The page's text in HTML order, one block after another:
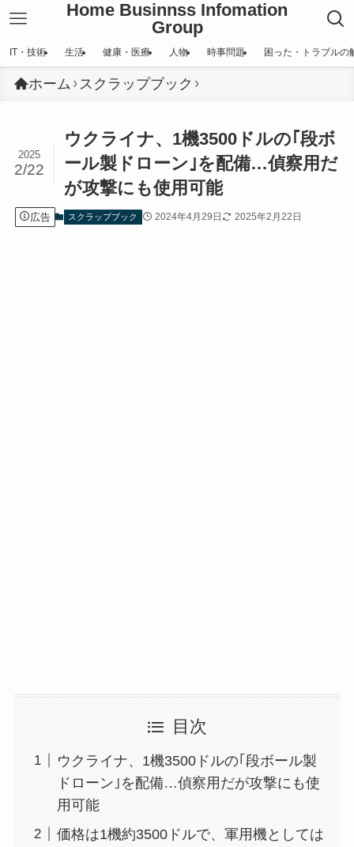
Home Businnss Infomation
Group
IT・技術 生活 健康・医療 人物 時事問題 困った・トラブルの
ホーム スクラップブック
ウクライナ、1機3500ドルの｢段ボ
ール製ドローン｣を配備…偵察用だ
が攻撃にも使用可能
2025
2/22
広告 スクラップブック 2024年4月29日 2025年2月22日
目次
ウクライナ、1機3500ドルの｢段ボール製
ドローン｣を配備…偵察用だが攻撃にも使
用可能
価格は1機約3500ドルで、軍用機としては